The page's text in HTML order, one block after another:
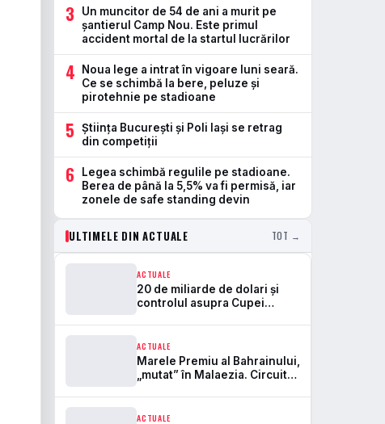
3
Un muncitor de 54 de ani a murit pe
șantierul Camp Nou. Este primul
accident mortal de la startul lucrărilor
4
Noua lege a intrat în vigoare luni seară.
Ce se schimbă la bere, peluze și
pirotehnie pe stadioane
5
Știința București și Poli Iași se retrag
din competiții
6
Legea schimbă regulile pe stadioane.
Berea de până la 5,5% va fi permisă, iar
zonele de safe standing devin
ULTIMELE DIN ACTUALE TOT →
ACTUALE
20 de miliarde de dolari și
controlul asupra Cupei
frontul dintre FIFA și UEFA
ACTUALE
Marele Premiu al Bahrainului,
„mutat” în Malaezia. Circuitul
după 7 ani
ACTUALE